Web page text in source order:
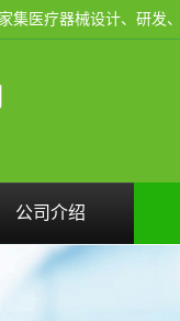
公司介绍